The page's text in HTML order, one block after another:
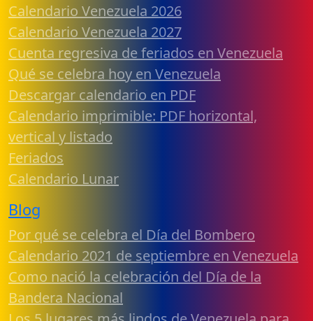
Calendario Venezuela 2026
Calendario Venezuela 2027
Cuenta regresiva de feriados en Venezuela
Qué se celebra hoy en Venezuela
Descargar calendario en PDF
Calendario imprimible: PDF horizontal,
vertical y listado
Feriados
Calendario Lunar
Blog
Por qué se celebra el Día del Bombero
Calendario 2021 de septiembre en Venezuela
Como nació la celebración del Día de la
Bandera Nacional